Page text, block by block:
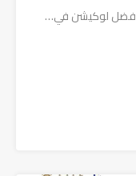
افضل لوكيشن في…